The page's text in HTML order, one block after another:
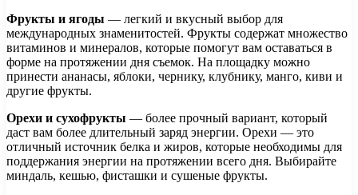
Фрукты и ягоды — легкий и вкусный выбор для
международных знаменитостей. Фрукты содержат множество
витаминов и минералов, которые помогут вам оставаться в
форме на протяжении дня съемок. На площадку можно
принести ананасы, яблоки, чернику, клубнику, манго, киви и
другие фрукты.
Орехи и сухофрукты — более прочный вариант, который
даст вам более длительный заряд энергии. Орехи — это
отличный источник белка и жиров, которые необходимы для
поддержания энергии на протяжении всего дня. Выбирайте
миндаль, кешью, фисташки и сушеные фрукты.